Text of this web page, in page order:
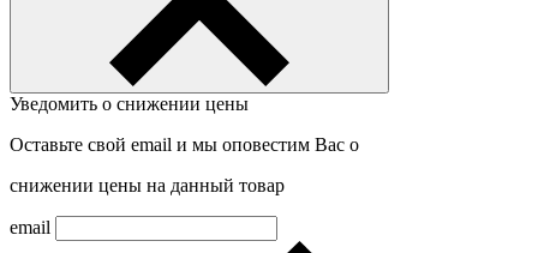
Уведомить о снижении цены
Оставьте свой email и мы оповестим Вас о
снижении цены на данный товар
email